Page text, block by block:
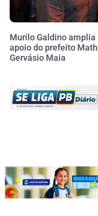
Murilo Galdino amplia
apoio do prefeito
Gervásio Maia